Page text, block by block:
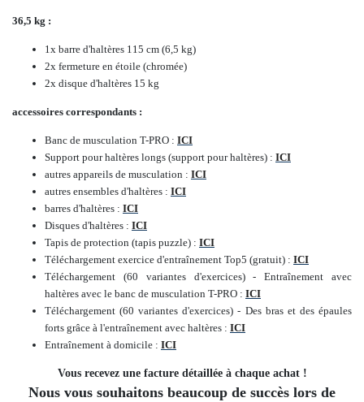
36,5 kg :
1x barre d'haltères 115 cm (6,5 kg)
2x fermeture en étoile (chromée)
2x disque d'haltères 15 kg
accessoires correspondants :
Banc de musculation T-PRO : ICI
Support pour haltères longs (support pour haltères) : ICI
autres appareils de musculation : ICI
autres ensembles d'haltères : ICI
barres d'haltères : ICI
Disques d'haltères : ICI
Tapis de protection (tapis puzzle) : ICI
Téléchargement exercice d'entraînement Top5 (gratuit) : ICI
Téléchargement (60 variantes d'exercices) - Entraînement avec
haltères avec le banc de musculation T-PRO : ICI
Téléchargement (60 variantes d'exercices) - Des bras et des épaules
forts grâce à l'entraînement avec haltères : ICI
Entraînement à domicile : ICI
Vous recevez une facture détaillée à chaque achat !
Nous vous souhaitons beaucoup de succès lors de